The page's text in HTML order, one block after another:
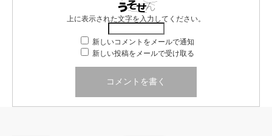
上に表示された文字を入力してください。
新しいコメントをメールで通知
新しい投稿をメールで受け取る